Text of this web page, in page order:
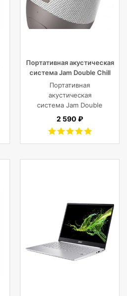
Портативная акустическая
система Jam Double Chill
Grey
Портативная
акустическая
система Jam Double
Chill Grey (серый)
2 590 ₽